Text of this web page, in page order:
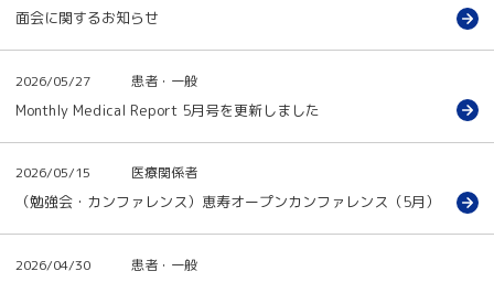
面会に関するお知らせ
2026/05/27 患者・一般
Monthly Medical Report 5月号を更新しました
2026/05/15 医療関係者
（勉強会・カンファレンス）恵寿オープンカンファレンス（5月）
2026/04/30 患者・一般